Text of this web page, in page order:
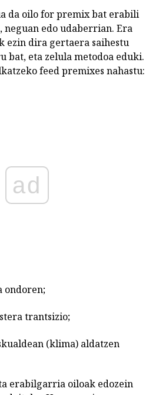
da oilo for premix bat erabili
edo udaberrian. Era
ezin dira gertaera saihestu
bat, eta zelula metodoa eduki.
feed premixes nahastu:
ad
ondoren;
trantsizio;
(klima) aldatzen
erabilgarria oiloak edozein